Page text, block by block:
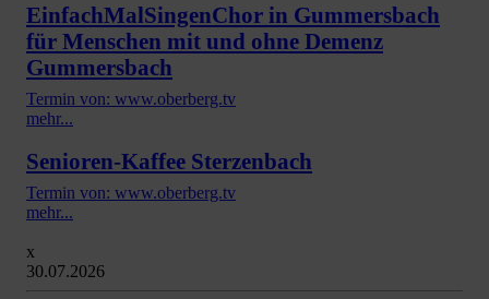
EinfachMalSingenChor in Gummersbach
für Menschen mit und ohne Demenz
Gummersbach
Termin von: www.oberberg.tv
mehr...
Senioren-Kaffee Sterzenbach
Termin von: www.oberberg.tv
mehr...
x
30.07.2026